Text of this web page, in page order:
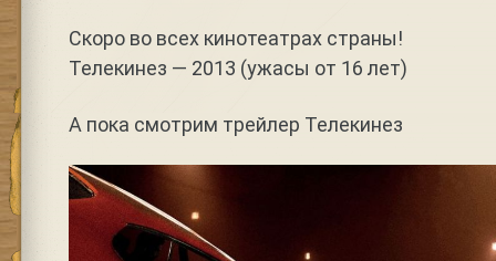
Скоро во всех кинотеатрах страны!
Телекинез — 2013 (ужасы от 16 лет)
А пока смотрим трейлер Телекинез